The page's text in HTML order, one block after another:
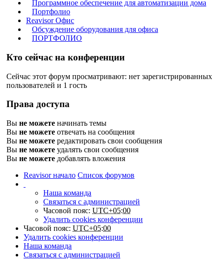
Программное обеспечение для автоматизации дома
Портфолио
Reavisor Офис
Обсуждение оборудования для офиса
ПОРТФОЛИО
Кто сейчас на конференции
Сейчас этот форум просматривают: нет зарегистрированных
пользователей и 1 гость
Права доступа
Вы не можете начинать темы
Вы не можете отвечать на сообщения
Вы не можете редактировать свои сообщения
Вы не можете удалять свои сообщения
Вы не можете добавлять вложения
Reavisor начало Список форумов
Наша команда
Связаться с администрацией
Часовой пояс: UTC+05:00
Удалить cookies конференции
Часовой пояс: UTC+05:00
Удалить cookies конференции
Наша команда
Связаться с администрацией